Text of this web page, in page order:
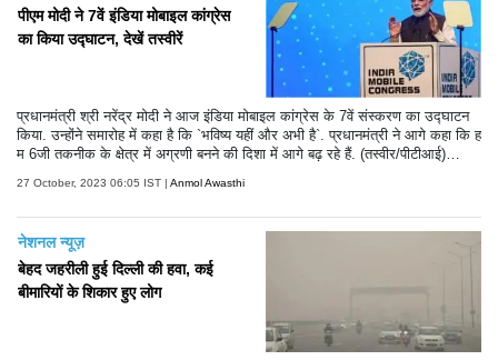
पीएम मोदी ने 7वें इंडिया मोबाइल कांग्रेस
का किया उद्घाटन, देखें तस्वीरें
प्रधानमंत्री श्री नरेंद्र मोदी ने आज इंडिया मोबाइल कांग्रेस के 7वें संस्करण का उद्घाटन
किया. उन्होंने समारोह में कहा है कि `भविष्य यहीं और अभी है`. प्रधानमंत्री ने आगे कहा कि ह
म 6जी तकनीक के क्षेत्र में अग्रणी बनने की दिशा में आगे बढ़ रहे हैं. (तस्वीर/पीटीआई)
27 October, 2023 06:05 IST | Anmol Awasthi
नेशनल न्यूज़
बेहद जहरीली हुई दिल्ली की हवा, कई
बीमारियों के शिकार हुए लोग